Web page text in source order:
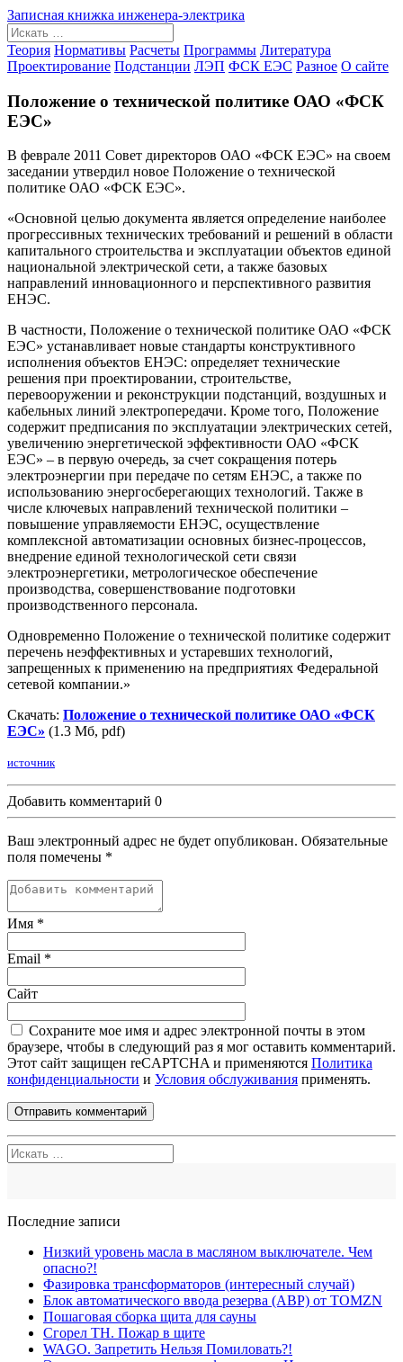
Skip
to
content
Записная книжка инженера-электрика
Теория Нормативы Расчеты Программы Литература
Проектирование Подстанции ЛЭП ФСК ЕЭС Разное О сайте
Положение о технической политике ОАО «ФСК
ЕЭС»
В феврале 2011 Совет директоров ОАО «ФСК ЕЭС» на своем
заседании утвердил новое Положение о технической
политике ОАО «ФСК ЕЭС».
«Основной целью документа является определение наиболее
прогрессивных технических требований и решений в области
капитального строительства и эксплуатации объектов единой
национальной электрической сети, а также базовых
направлений инновационного и перспективного развития
ЕНЭС.
В частности, Положение о технической политике ОАО «ФСК
ЕЭС» устанавливает новые стандарты конструктивного
исполнения объектов ЕНЭС: определяет технические
решения при проектировании, строительстве,
перевооружении и реконструкции подстанций, воздушных и
кабельных линий электропередачи. Кроме того, Положение
содержит предписания по эксплуатации электрических сетей,
увеличению энергетической эффективности ОАО «ФСК
ЕЭС» – в первую очередь, за счет сокращения потерь
электроэнергии при передаче по сетям ЕНЭС, а также по
использованию энергосберегающих технологий. Также в
числе ключевых направлений технической политики –
повышение управляемости ЕНЭС, осуществление
комплексной автоматизации основных бизнес-процессов,
внедрение единой технологической сети связи
электроэнергетики, метрологическое обеспечение
производства, совершенствование подготовки
производственного персонала.
Одновременно Положение о технической политике содержит
перечень неэффективных и устаревших технологий,
запрещенных к применению на предприятиях Федеральной
сетевой компании.»
Скачать: Положение о технической политике ОАО «ФСК
ЕЭС» (1.3 Мб, pdf)
источник
Добавить комментарий 0
Ваш электронный адрес не будет опубликован. Обязательные
поля помечены *
Имя *
Email *
Сайт
Сохраните мое имя и адрес электронной почты в этом
браузере, чтобы в следующий раз я мог оставить комментарий.
Этот сайт защищен reCAPTCHA и применяются Политика
конфиденциальности и Условия обслуживания применять.
Последние записи
Низкий уровень масла в масляном выключателе. Чем
опасно?!
Фазировка трансформаторов (интересный случай)
Блок автоматического ввода резерва (АВР) от TOMZN
Пошаговая сборка щита для сауны
Сгорел ТН. Пожар в щите
WAGO. Запретить Нельзя Помиловать?!